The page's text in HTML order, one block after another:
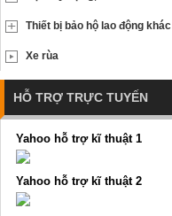
Thiết bị bảo hộ lao động khác
Xe rùa
HỖ TRỢ TRỰC TUYẾN
Yahoo hỗ trợ kĩ thuật 1
Yahoo hỗ trợ kĩ thuật 2